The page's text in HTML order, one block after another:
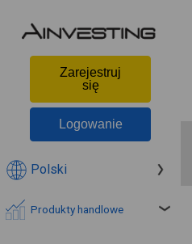
Zarejestruj
się
Logowanie
Polski
Produkty handlowe